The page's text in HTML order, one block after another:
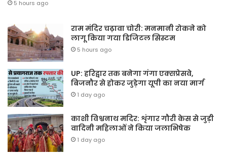
5 hours ago
राम मंदिर चढ़ावा चोरी: मनमानी रोकने को
लागू किया गया डिजिटल सिस्टम
5 hours ago
UP: हरिद्वार तक बनेगा गंगा एक्सप्रेसवे,
बिजनौर से होकर जुड़ेगा यूपी का नया मार्ग
1 day ago
काशी विश्वनाथ मदिर: शृंगार गौरी केस से जुड़ी
वादिनी महिलाओं ने किया जलाभिषेक
1 day ago